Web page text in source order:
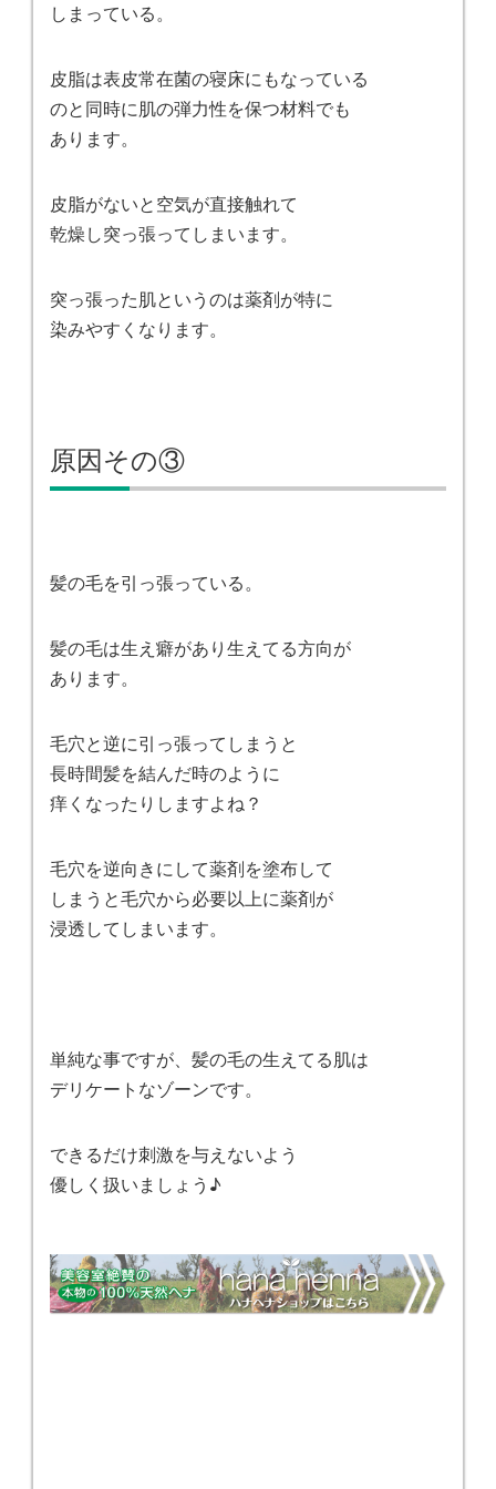
しまっている。
皮脂は表皮常在菌の寝床にもなっている
のと同時に肌の弾力性を保つ材料でも
あります。
皮脂がないと空気が直接触れて
乾燥し突っ張ってしまいます。
突っ張った肌というのは薬剤が特に
染みやすくなります。
原因その③
髪の毛を引っ張っている。
髪の毛は生え癖があり生えてる方向が
あります。
毛穴と逆に引っ張ってしまうと
長時間髪を結んだ時のように
痒くなったりしますよね？
毛穴を逆向きにして薬剤を塗布して
しまうと毛穴から必要以上に薬剤が
浸透してしまいます。
単純な事ですが、髪の毛の生えてる肌は
デリケートなゾーンです。
できるだけ刺激を与えないよう
優しく扱いましょう♪